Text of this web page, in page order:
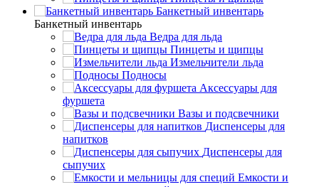
Банкетный инвентарь
Банкетный инвентарь
Ведра для льда
Пинцеты и щипцы
Измельчители льда
Подносы
Аксессуары для
фуршета
Вазы и подсвечники
Диспенсеры для
напитков
Диспенсеры для
сыпучих
Емкости и